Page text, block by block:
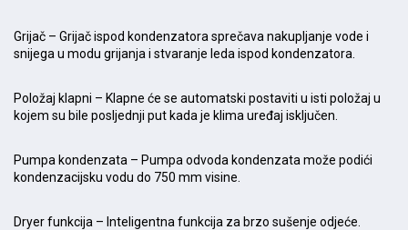
Grijač – Grijač ispod kondenzatora sprečava nakupljanje vode i
snijega u modu grijanja i stvaranje leda ispod kondenzatora.
Položaj klapni – Klapne će se automatski postaviti u isti položaj u
kojem su bile posljednji put kada je klima uređaj isključen.
Pumpa kondenzata – Pumpa odvoda kondenzata može podići
kondenzacijsku vodu do 750 mm visine.
Dryer funkcija – Inteligentna funkcija za brzo sušenje odjeće.